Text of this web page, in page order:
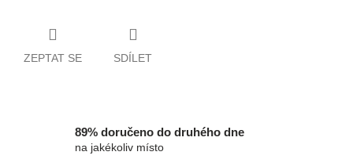
ZEPTAT SE SDÍLET
89% doručeno do druhého dne
na jakékoliv místo